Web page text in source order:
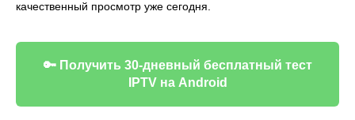
качественный просмотр уже сегодня.
🔑 Получить 30-дневный бесплатный тест
IPTV на Android